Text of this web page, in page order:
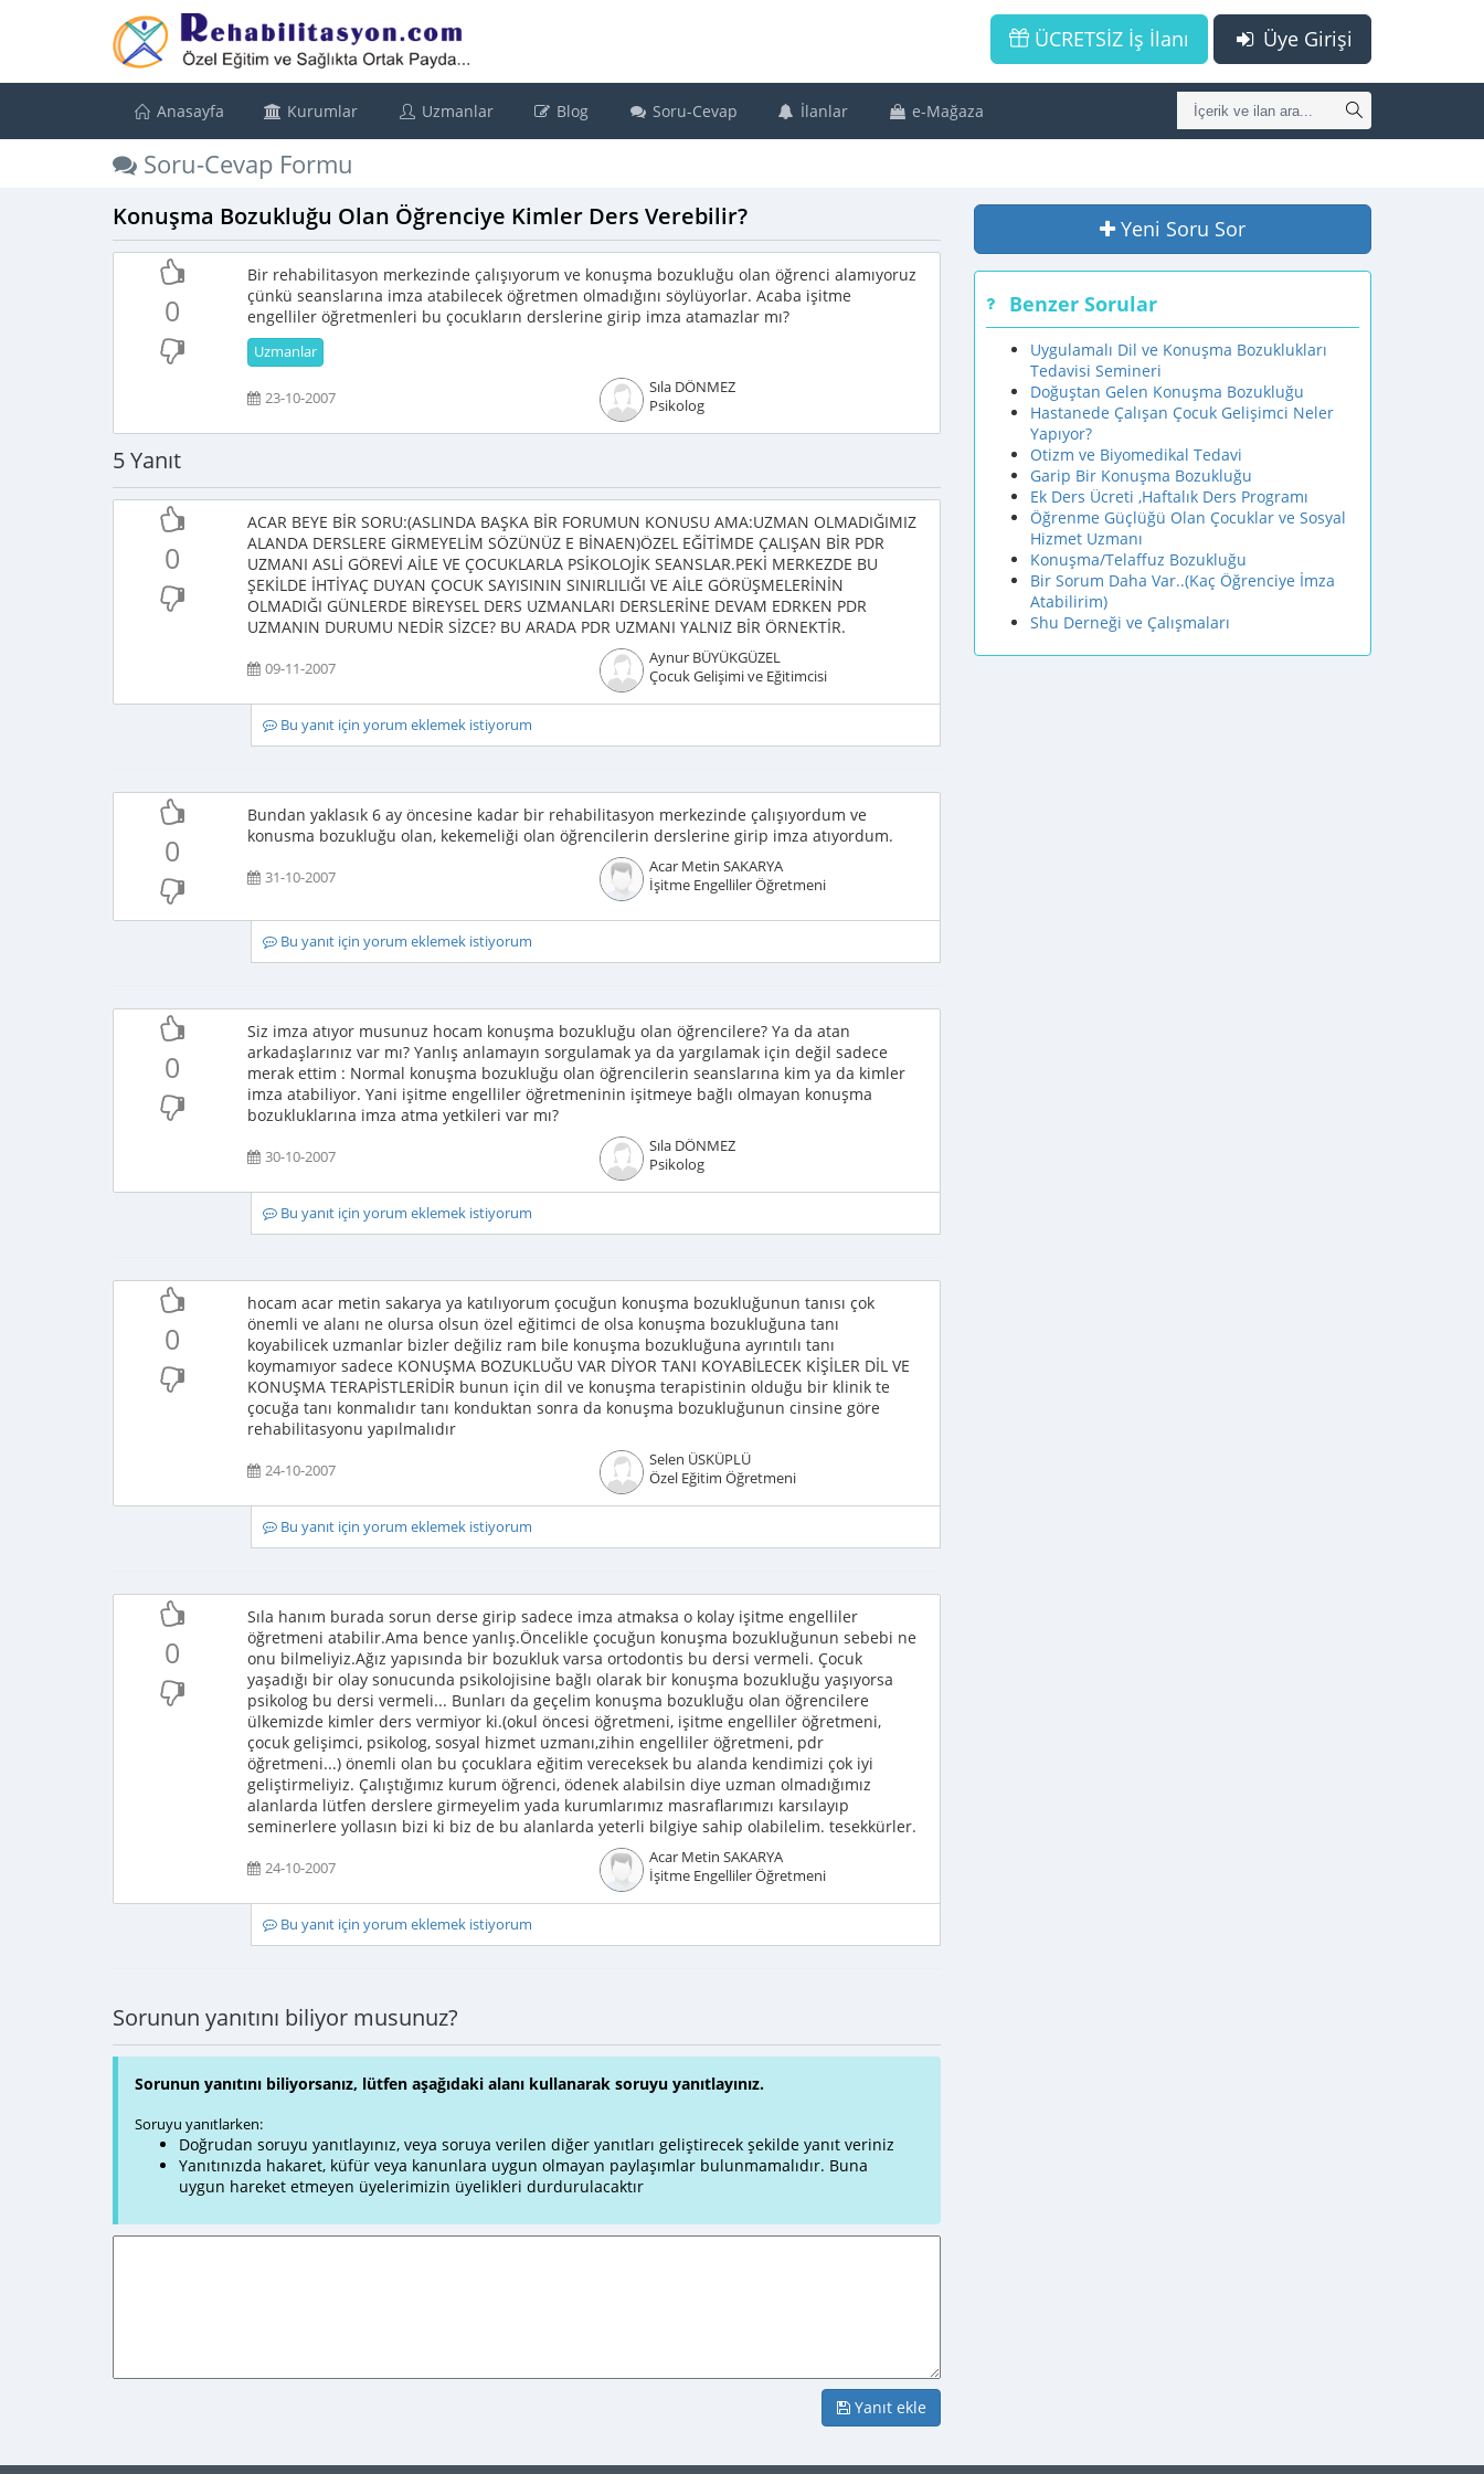
Üye Girişi
ÜCRETSİZ İş İlanı
Anasayfa Kurumlar Uzmanlar Blog Soru-Cevap İlanlar e-Mağaza
Soru-Cevap Formu
Konuşma Bozukluğu Olan Öğrenciye Kimler Ders Verebilir?
0
Bir rehabilitasyon merkezinde çalışıyorum ve konuşma bozukluğu olan öğrenci alamıyoruz
çünkü seanslarına imza atabilecek öğretmen olmadığını söylüyorlar. Acaba işitme
engelliler öğretmenleri bu çocukların derslerine girip imza atamazlar mı?
Uzmanlar
23-10-2007
Sıla DÖNMEZ
Psikolog
5 Yanıt
0
ACAR BEYE BİR SORU:(ASLINDA BAŞKA BİR FORUMUN KONUSU AMA:UZMAN OLMADIĞIMIZ
ALANDA DERSLERE GİRMEYELİM SÖZÜNÜZ E BİNAEN)ÖZEL EĞİTİMDE ÇALIŞAN BİR PDR
UZMANI ASLİ GÖREVİ AİLE VE ÇOCUKLARLA PSİKOLOJİK SEANSLAR.PEKİ MERKEZDE BU
ŞEKİLDE İHTİYAÇ DUYAN ÇOCUK SAYISININ SINIRLILIĞI VE AİLE GÖRÜŞMELERİNİN
OLMADIĞI GÜNLERDE BİREYSEL DERS UZMANLARI DERSLERİNE DEVAM EDRKEN PDR
UZMANIN DURUMU NEDİR SİZCE? BU ARADA PDR UZMANI YALNIZ BİR ÖRNEKTİR.
09-11-2007
Aynur BÜYÜKGÜZEL
Çocuk Gelişimi ve Eğitimcisi
Bu yanıt için yorum eklemek istiyorum
0
Bundan yaklasık 6 ay öncesine kadar bir rehabilitasyon merkezinde çalışıyordum ve
konusma bozukluğu olan, kekemeliği olan öğrencilerin derslerine girip imza atıyordum.
31-10-2007
Acar Metin SAKARYA
İşitme Engelliler Öğretmeni
Bu yanıt için yorum eklemek istiyorum
0
Siz imza atıyor musunuz hocam konuşma bozukluğu olan öğrencilere? Ya da atan
arkadaşlarınız var mı? Yanlış anlamayın sorgulamak ya da yargılamak için değil sadece
merak ettim : Normal konuşma bozukluğu olan öğrencilerin seanslarına kim ya da kimler
imza atabiliyor. Yani işitme engelliler öğretmeninin işitmeye bağlı olmayan konuşma
bozukluklarına imza atma yetkileri var mı?
30-10-2007
Sıla DÖNMEZ
Psikolog
Bu yanıt için yorum eklemek istiyorum
0
hocam acar metin sakarya ya katılıyorum çocuğun konuşma bozukluğunun tanısı çok
önemli ve alanı ne olursa olsun özel eğitimci de olsa konuşma bozukluğuna tanı
koyabilicek uzmanlar bizler değiliz ram bile konuşma bozukluğuna ayrıntılı tanı
koymamıyor sadece KONUŞMA BOZUKLUĞU VAR DİYOR TANI KOYABİLECEK KİŞİLER DİL VE
KONUŞMA TERAPİSTLERİDİR bunun için dil ve konuşma terapistinin olduğu bir klinik te
çocuğa tanı konmalıdır tanı konduktan sonra da konuşma bozukluğunun cinsine göre
rehabilitasyonu yapılmalıdır
24-10-2007
Selen ÜSKÜPLÜ
Özel Eğitim Öğretmeni
Bu yanıt için yorum eklemek istiyorum
0
Sıla hanım burada sorun derse girip sadece imza atmaksa o kolay işitme engelliler
öğretmeni atabilir.Ama bence yanlış.Öncelikle çocuğun konuşma bozukluğunun sebebi ne
onu bilmeliyiz.Ağız yapısında bir bozukluk varsa ortodontis bu dersi vermeli. Çocuk
yaşadığı bir olay sonucunda psikolojisine bağlı olarak bir konuşma bozukluğu yaşıyorsa
psikolog bu dersi vermeli... Bunları da geçelim konuşma bozukluğu olan öğrencilere
ülkemizde kimler ders vermiyor ki.(okul öncesi öğretmeni, işitme engelliler öğretmeni,
çocuk gelişimci, psikolog, sosyal hizmet uzmanı,zihin engelliler öğretmeni, pdr
öğretmeni...) önemli olan bu çocuklara eğitim vereceksek bu alanda kendimizi çok iyi
geliştirmeliyiz. Çalıştığımız kurum öğrenci, ödenek alabilsin diye uzman olmadığımız
alanlarda lütfen derslere girmeyelim yada kurumlarımız masraflarımızı karsılayıp
seminerlere yollasın bizi ki biz de bu alanlarda yeterli bilgiye sahip olabilelim. tesekkürler.
24-10-2007
Acar Metin SAKARYA
İşitme Engelliler Öğretmeni
Bu yanıt için yorum eklemek istiyorum
Sorunun yanıtını biliyor musunuz?
Sorunun yanıtını biliyorsanız, lütfen aşağıdaki alanı kullanarak soruyu yanıtlayınız.
Soruyu yanıtlarken:
Doğrudan soruyu yanıtlayınız, veya soruya verilen diğer yanıtları geliştirecek şekilde yanıt veriniz
Yanıtınızda hakaret, küfür veya kanunlara uygun olmayan paylaşımlar bulunmamalıdır. Buna
uygun hareket etmeyen üyelerimizin üyelikleri durdurulacaktır
Yanıt ekle
Yeni Soru Sor
Benzer Sorular
Uygulamalı Dil ve Konuşma Bozuklukları
Tedavisi Semineri
Doğuştan Gelen Konuşma Bozukluğu
Hastanede Çalışan Çocuk Gelişimci Neler
Yapıyor?
Otizm ve Biyomedikal Tedavi
Garip Bir Konuşma Bozukluğu
Ek Ders Ücreti ,Haftalık Ders Programı
Öğrenme Güçlüğü Olan Çocuklar ve Sosyal
Hizmet Uzmanı
Konuşma/Telaffuz Bozukluğu
Bir Sorum Daha Var..(Kaç Öğrenciye İmza
Atabilirim)
Shu Derneği ve Çalışmaları